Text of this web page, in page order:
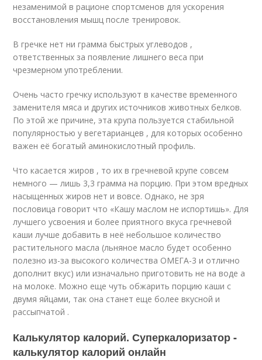
незаменимой в рационе спортсменов для ускорения
восстановления мышц после тренировок.
В гречке нет ни грамма быстрых углеводов ,
ответственных за появление лишнего веса при
чрезмерном употреблении.
Очень часто гречку используют в качестве временного
заменителя мяса и других источников животных белков.
По этой же причине, эта крупа пользуется стабильной
популярностью у вегетарианцев , для которых особенно
важен её богатый аминокислотный профиль.
Что касается жиров , то их в гречневой крупе совсем
немного — лишь 3,3 грамма на порцию. При этом вредных
насыщенных жиров нет и вовсе. Однако, не зря
пословица говорит что «Кашу маслом не испортишь». Для
лучшего усвоения и более приятного вкуса гречневой
каши лучше добавить в неё небольшое количество
растительного масла (льняное масло будет особенно
полезно из-за высокого количества ОМЕГА-3 и отлично
дополнит вкус) или изначально приготовить не на воде а
на молоке. Можно еще чуть обжарить порцию каши с
двумя яйцами, так она станет еще более вкусной и
рассыпчатой .
Калькулятор калорий. Суперкалоризатор -
калькулятор калорий онлайн